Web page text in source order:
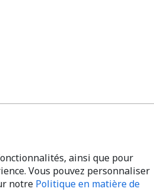
ainsi que pour
Vous pouvez personnaliser
notre Politique en matière de